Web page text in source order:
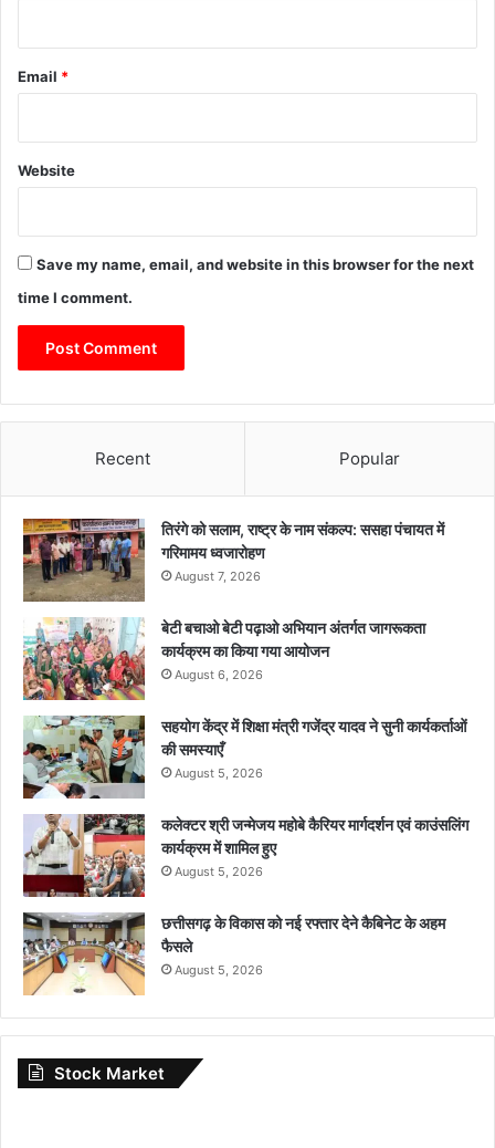
Email *
Website
Save my name, email, and website in this browser for the next
time I comment.
Recent Popular
तिरंगे को सलाम, राष्ट्र के नाम संकल्प: ससहा पंचायत में
गरिमामय ध्वजारोहण
August 7, 2026
बेटी बचाओ बेटी पढ़ाओ अभियान अंतर्गत जागरूकता
कार्यक्रम का किया गया आयोजन
August 6, 2026
सहयोग केंद्र में शिक्षा मंत्री गजेंद्र यादव ने सुनी कार्यकर्ताओं
की समस्याएँ
August 5, 2026
कलेक्टर श्री जन्मेजय महोबे कैरियर मार्गदर्शन एवं काउंसलिंग
कार्यक्रम में शामिल हुए
August 5, 2026
छत्तीसगढ़ के विकास को नई रफ्तार देने कैबिनेट के अहम
फैसले
August 5, 2026
Stock Market